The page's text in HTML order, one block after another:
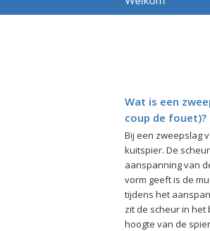
Wat is een
coup de fouet)?
Bij een zweepslag
kuitspier. De
aanspanning van
vorm geeft is de
tijdens het
zit de scheur in
hoogte van de